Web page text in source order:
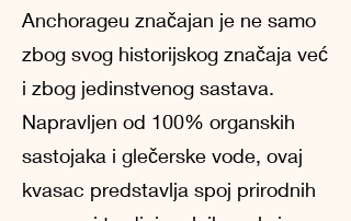
Anchorageu značajan je ne samo
zbog svog historijskog značaja već
i zbog jedinstvenog sastava.
Napravljen od 100% organskih
sastojaka i glečerske vode, ovaj
kvasac predstavlja spoj prirodnih